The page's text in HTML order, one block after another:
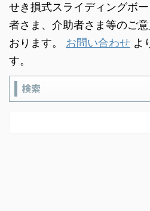
せき損式スライディングボ
者さま、介助者さま等のご
おります。 お問い合わせ よ
す。
検索